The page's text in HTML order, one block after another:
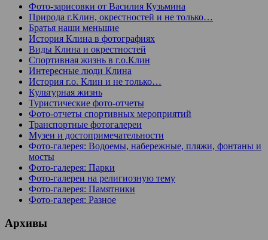
Фото-зарисовки от Василия Кузьмина
Природа г.Клин, окрестностей и не только…
Братья наши меньшие
История Клина в фотографиях
Виды Клина и окрестностей
Спортивная жизнь в г.о.Клин
Интересные люди Клина
История г.о. Клин и не только…
Культурная жизнь
Туристические фото-отчеты
Фото-отчеты спортивных мероприятий
Транспортные фотогалереи
Музеи и достопримечательности
Фото-галерея: Водоемы, набережные, пляжи, фонтаны и
мосты
Фото-галерея: Парки
Фото-галереи на религиозную тему
Фото-галерея: Памятники
Фото-галерея: Разное
Архивы